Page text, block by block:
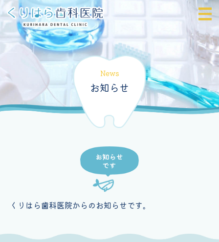
News
お知らせ
くりはら歯科医院からのお知らせです。